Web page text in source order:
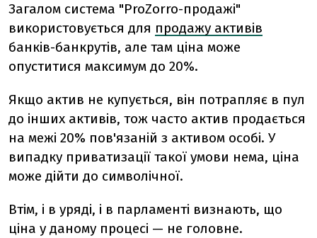
Загалом система "ProZorro-продажі"
використовується для продажу активів
банків-банкрутів, але там ціна може
опуститися максимум до 20%.
Якщо актив не купується, він потрапляє в пул
до інших активів, тож часто актив продається
на межі 20% пов'язаній з активом особі. У
випадку приватизації такої умови нема, ціна
може дійти до символічної.
Втім, і в уряді, і в парламенті визнають, що
ціна у даному процесі — не головне.